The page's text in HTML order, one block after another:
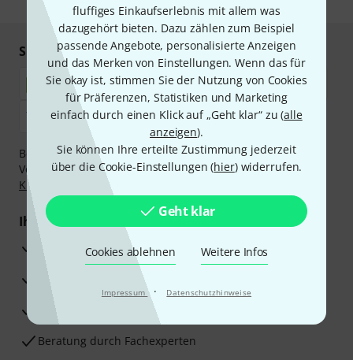
fluffiges Einkaufserlebnis mit allem was
dazugehört bieten. Dazu zählen zum Beispiel
passende Angebote, personalisierte Anzeigen
und das Merken von Einstellungen. Wenn das für
Sie okay ist, stimmen Sie der Nutzung von Cookies
für Präferenzen, Statistiken und Marketing
einfach durch einen Klick auf „Geht klar“ zu (alle
anzeigen).
Sie können Ihre erteilte Zustimmung jederzeit
über die Cookie-Einstellungen (hier) widerrufen.
Geht klar
Cookies ablehnen Weitere Infos
Impressum · Datenschutzhinweise
Sicher einkaufen & bezahlen
Bezahlen Sie vertraulich und sicher per Nachnahme,
Vorkasse, PayPal, Amazon Pay,Klarna Sofort bezahlen
Klarna Ratenzahlung
Ihre Vorteile
3 Jahre Thomann Garantie
30 Tage Money-Back-Garantie
Beratung durch Fachexperten